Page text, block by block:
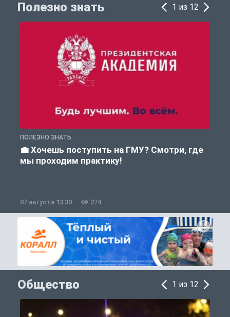
Полезно знать 1 из 12
ПОЛЕЗНО ЗНАТЬ
💼 Хочешь поступить на ГМУ? Смотри, где
мы проходим практику!
07 августа 13:30 274
Общество 1 из 12